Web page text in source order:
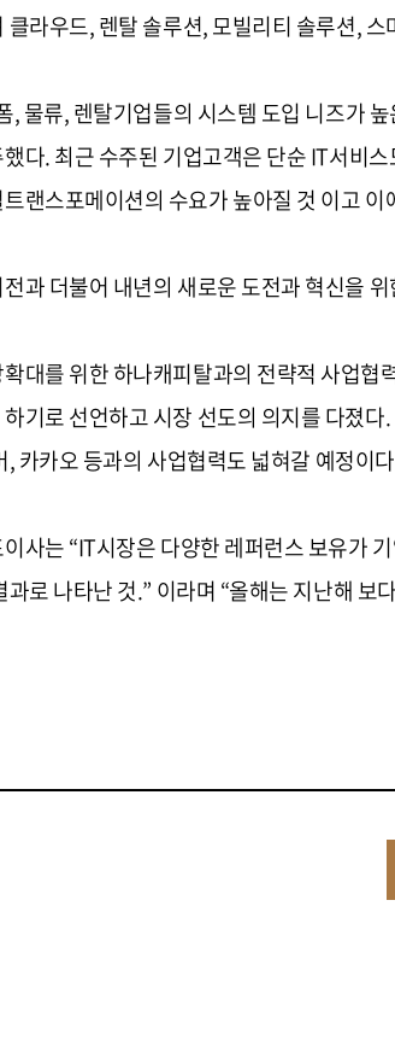
클라우드, 렌탈 솔루션, 모빌리티 솔루션,
, 물류, 렌탈기업들의 시스템 도입 니즈가
다. 최근 수주된 기업고객은 단순 IT서비
랜스포메이션의 수요가 높아질 것 이고
과 더불어 내년의 새로운 도전과 혁신을
대를 위한 하나캐피탈과의 전략적 사업
기로 선언하고 시장 선도의 의지를 다졌
, 카카오 등과의 사업협력도 넓혀갈 예정이
사는 “IT시장은 다양한 레퍼런스 보유가
과로 나타난 것.” 이라며 “올해는 지난해